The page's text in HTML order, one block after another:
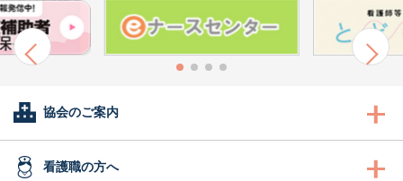
協会のご案内
会長あいさつ
看護職の方へ